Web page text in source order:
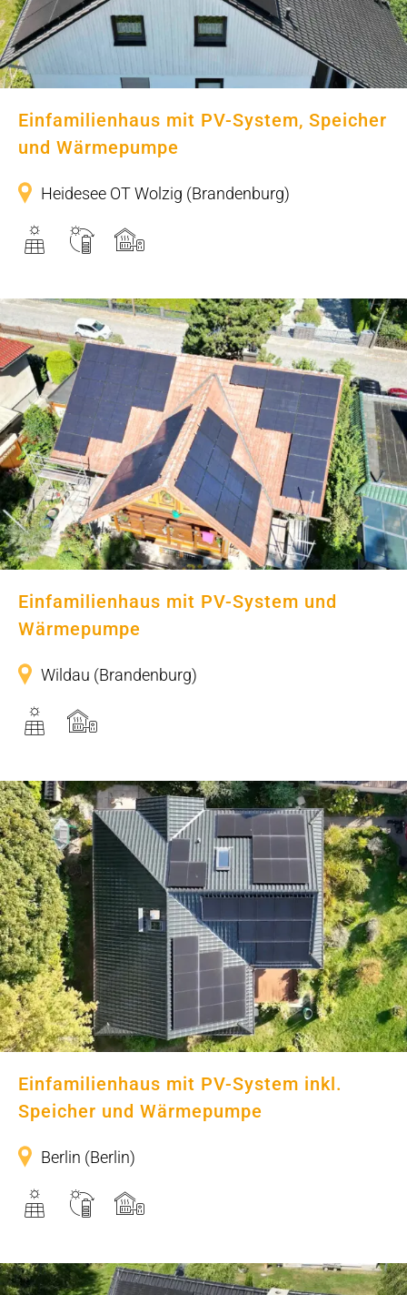
Einfamilienhaus mit PV-System, Speicher
und Wärmepumpe
Heidesee OT Wolzig (Brandenburg)
Einfamilienhaus mit PV-System und
Wärmepumpe
Einfamilienhaus mit PV-System und
Wärmepumpe
Wildau (Brandenburg)
Einfamilienhaus mit PV-System
inkl. Speicher und Wärmepumpe
Einfamilienhaus mit PV-System inkl.
Speicher und Wärmepumpe
Berlin (Berlin)